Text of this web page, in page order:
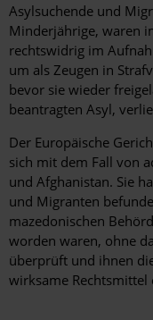
Asylsuchende und
Minderjährige, waren
rechtswidrig im
um als Zeugen in
bevor sie wieder
beantragten Asyl,
Der Europäische
sich mit dem Fall von
und Afghanistan. Sie
und Migranten
mazedonischen
worden waren, ohne
überprüft und ihnen
wirksame Rechtsmittel